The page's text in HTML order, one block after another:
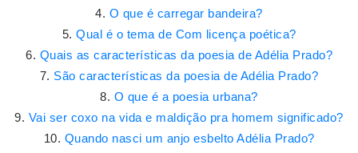
O que é carregar bandeira?
Qual é o tema de Com licença poética?
Quais as características da poesia de Adélia Prado?
São características da poesia de Adélia Prado?
O que é a poesia urbana?
Vai ser coxo na vida e maldição pra homem significado?
Quando nasci um anjo esbelto Adélia Prado?